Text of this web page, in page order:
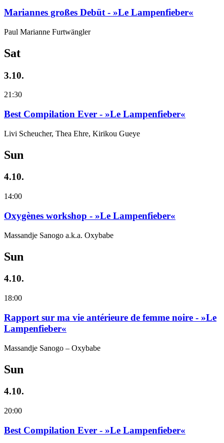
Mariannes großes Debüt - »Le Lampenfieber«
Paul Marianne Furtwängler
Sat
3.10.
21:30
Best Compilation Ever - »Le Lampenfieber«
Livi Scheucher, Thea Ehre, Kirikou Gueye
Sun
4.10.
14:00
Oxygènes workshop - »Le Lampenfieber«
Massandje Sanogo a.k.a. Oxybabe
Sun
4.10.
18:00
Rapport sur ma vie antérieure de femme noire - »Le
Lampenfieber«
Massandje Sanogo – Oxybabe
Sun
4.10.
20:00
Best Compilation Ever - »Le Lampenfieber«